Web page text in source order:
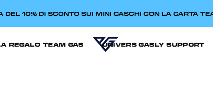
DEL 10% DI SCONTO SUI MINI CASCHI CON LA CARTA
REGALO TEAM GAS UNIVERS GASLY SUPPORT